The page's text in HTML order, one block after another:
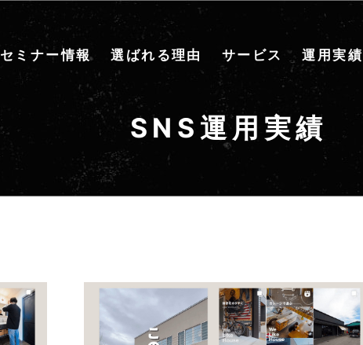
セミナー情報 選ばれる理由 サービス 運用実績
SNS運用実績